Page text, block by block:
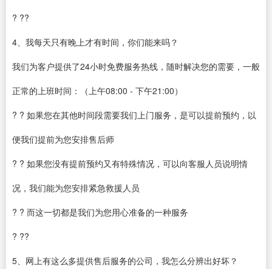
? ??
4、我每天只有晚上才有时间，你们能来吗？
我们为客户提供了24小时免费服务热线，随时解决您的需要，一般
正常的上班时间：（上午08:00 - 下午21:00）
? ? 如果您在其他时间段需要我们上门服务，是可以提前预约，以
便我们提前为您安排售后师
? ? 如果您没有提前预约又有特殊情况，可以向客服人员说明情
况，我们能为您安排紧急救援人员
? ? 而这一切都是我们为您用心准备的一种服务
? ??
5、网上有这么多提供售后服务的公司，我怎么分辨出好坏？